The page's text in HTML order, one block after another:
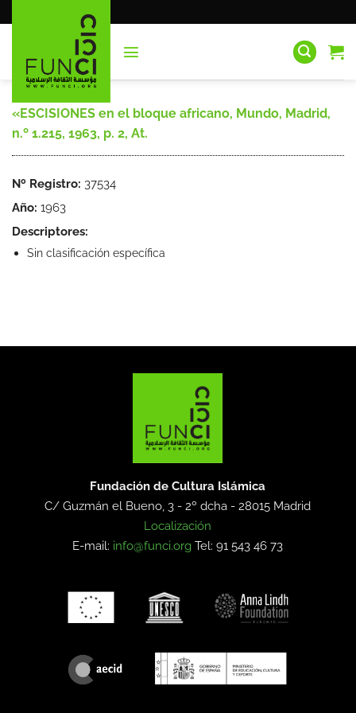
al
«ESCISIONES en el bloque africano, Mundo, Madrid,
n.º 1.215, 1963, p. 2, At.
Nº Registro: 37534
Año: 1963
Descriptores:
Sin clasificación específica
Fundación de Cultura Islámica
C/ Guzmán el Bueno, 3 - 2º dcha -28015 Madrid
Localización
E-mail: info@funci.org Tel: 91 543 46 73